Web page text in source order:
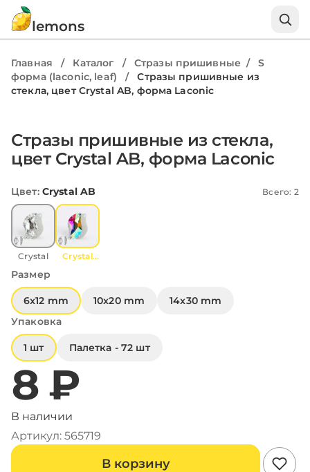
lemons
Главная / Каталог / Стразы пришивные /
S
форма (laconic, leaf)
/
Стразы пришивные из
стекла, цвет Crystal AB, форма Laconic
Стразы пришивные из стекла,
цвет Crystal AB, форма Laconic
Цвет: Crystal AB Всего: 2
Crystal
Crystal
Размер
6x12 mm 10x20 mm
14x30 mm
Упаковка
1 шт Палетка - 72 шт
8 ₽
В наличии
Артикул: 565719
В корзину